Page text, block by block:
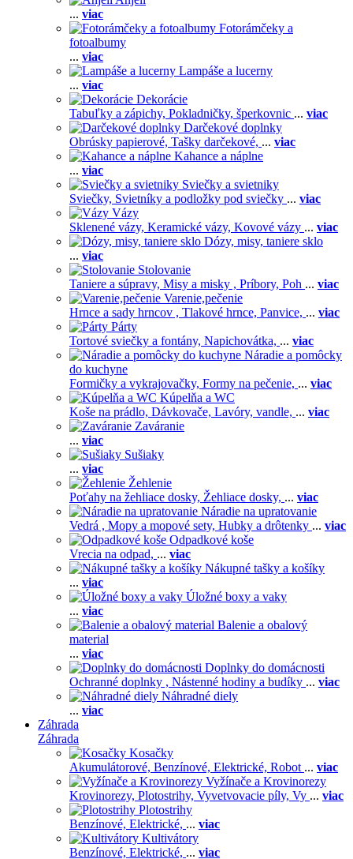
... viac
Fotorámčeky a
fotoalbumy
... viac
Lampáše a lucerny
... viac
Dekorácie
Tabuľky a zápichy, Pokladničky, šperkovnic ... viac
Darčekové doplnky
Obrúsky papierové, Tašky darčekové, ... viac
Kahance a náplne
... viac
Sviečky a svietniky
Sviečky, Svietníky a podložky pod sviečky ... viac
Vázy
Sklenené vázy, Keramické vázy, Kovové vázy ... viac
Dózy, misy, taniere sklo
... viac
Stolovanie
Taniere a súpravy, Misy a misky , Príbory, Poh ... viac
Varenie,pečenie
Hrnce a sady hrncov , Tlakové hrnce, Panvice, ... viac
Párty
Tortové sviečky a fontány, Napichovátka, ... viac
Náradie a pomôcky
do kuchyne
Formičky a vykrajovačky, Formy na pečenie, ... viac
Kúpelňa a WC
Koše na prádlo, Dávkovače, Lavóry, vandle, ... viac
Zaváranie
... viac
Sušiaky
... viac
Žehlenie
Poťahy na žehliace dosky, Žehliace dosky, ... viac
Náradie na upratovanie
Vedrá , Mopy a mopové sety, Hubky a drôtenky ... viac
Odpadkové koše
Vrecia na odpad, ... viac
Nákupné tašky a košíky
... viac
Úložné boxy a vaky
... viac
Balenie a obalový
material
... viac
Doplnky do domácnosti
Ochranné doplnky , Nástenné hodiny a budíky ... viac
Náhradné diely
... viac
Záhrada
Záhrada
Kosačky
Akumulátorové, Benzínové, Elektrické, Robot ... viac
Vyžínače a Krovinorezy
Krovinorezy, Plotostrihy, Vyvetvovacie píly, Vy ... viac
Plotostrihy
Benzínové, Elektrické, ... viac
Kultivátory
Benzínové, Elektrické, ... viac